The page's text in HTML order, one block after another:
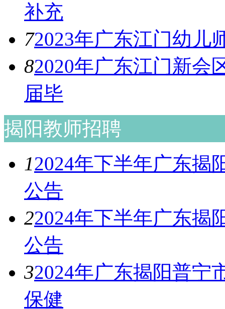
补充
72023年广东江门幼儿
82020年广东江门新会
届毕
揭阳教师招聘
12024年下半年广东揭
公告
22024年下半年广东揭
公告
32024年广东揭阳普宁
保健